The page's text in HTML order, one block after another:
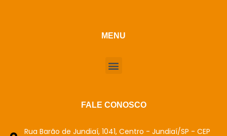
MENU
FALE CONOSCO
Rua Barão de Jundiaí, 1041, Centro - Jundiaí/SP - CEP